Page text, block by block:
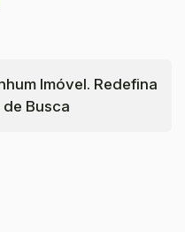
Imóvel. Redefina
Busca